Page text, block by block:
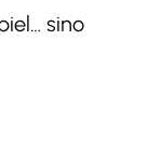
sino